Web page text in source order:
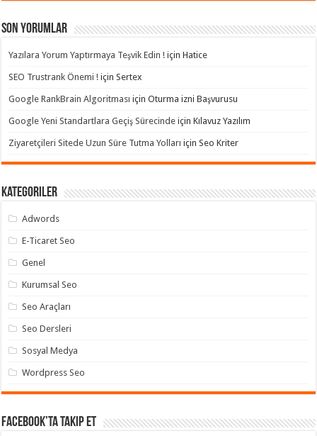
Son yorumlar
Yazılara Yorum Yaptırmaya Teşvik Edin ! içinHatice
SEO Trustrank Önemi ! içinSertex
Google RankBrain Algoritması içinOturma izni Başvurusu
Google Yeni Standartlara Geçiş Sürecinde içinKılavuz Yazılım
Ziyaretçileri Sitede Uzun Süre Tutma Yolları içinSeo Kriter
Kategoriler
Adwords
E-Ticaret Seo
Genel
Kurumsal Seo
Seo Araçları
Seo Dersleri
Sosyal Medya
Wordpress Seo
Facebook’ta takip et